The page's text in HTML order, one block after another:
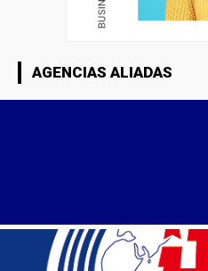
AGENCIAS ALIADAS